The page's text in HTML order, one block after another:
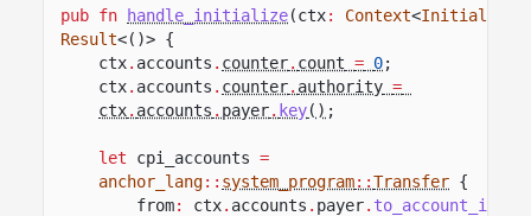
pub fn handle_initialize(ctx: Context<Initialize
Result<()> {
ctx. accounts . counter. count = 0;
ctx. accounts . counter. authority =
ctx. accounts . payer. key() ;
let cpi_accounts =
anchor_lang:: system_program::Transfer {
from: ctx. accounts . payer. to_account_info